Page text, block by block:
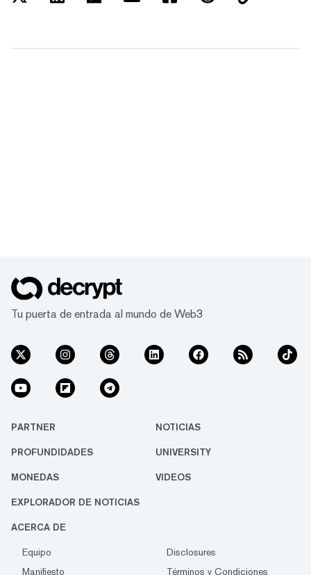
Tu puerta de entrada al mundo de Web3
PARTNER NOTICIAS
PROFUNDIDADES UNIVERSITY
MONEDAS VIDEOS
EXPLORADOR DE NOTICIAS
ACERCA DE
Equipo
Disclosures
Manifiesto
Términos y Condiciones